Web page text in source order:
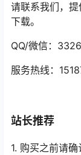
请联系我们，
下载。
QQ/微信：
服务热线：
站长推荐
1. 购买之前请